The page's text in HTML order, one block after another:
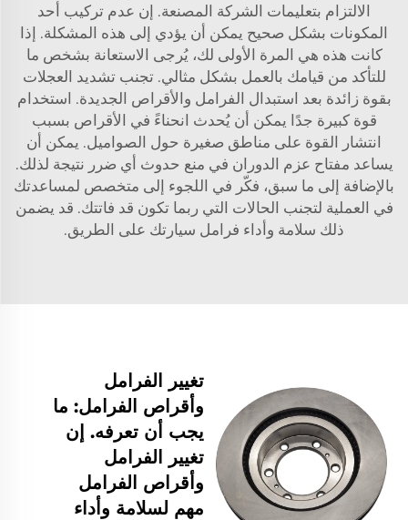
الالتزام بتعليمات الشركة المصنعة. إن عدم تركيب أحد
المكونات بشكل صحيح يمكن أن يؤدي إلى هذه المشكلة. إذا
كانت هذه هي المرة الأولى لك، يُرجى الاستعانة بشخص ما
للتأكد من قيامك بالعمل بشكل مثالي. تجنب تشديد العجلات
بقوة زائدة بعد استبدال الفرامل والأقراص الجديدة. استخدام
قوة كبيرة جدًا يمكن أن يُحدث انحناءً في الأقراص بسبب
انتشار القوة على مناطق صغيرة حول الصواميل. يمكن أن
يساعد مفتاح عزم الدوران في منع حدوث أي ضرر نتيجة لذلك.
بالإضافة إلى ما سبق، فكّر في اللجوء إلى متخصص لمساعدتك
في العملية لتجنب الحالات التي ربما تكون قد فاتتك. قد يضمن
ذلك سلامة وأداء فرامل سيارتك على الطريق.
تغيير الفرامل
وأقراص الفرامل: ما
يجب أن تعرفه. إن
تغيير الفرامل
وأقراص الفرامل
مهم لسلامة وأداء